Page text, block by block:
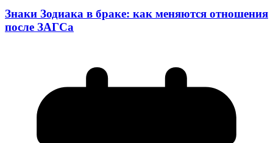
Знаки Зодиака в браке: как меняются отношения
после ЗАГСа